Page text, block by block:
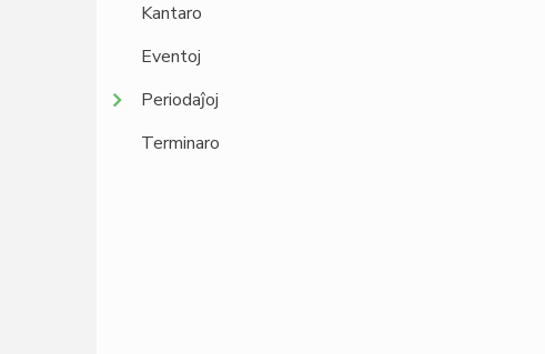
Kantaro
Eventoj
Periodaĵoj
Terminaro